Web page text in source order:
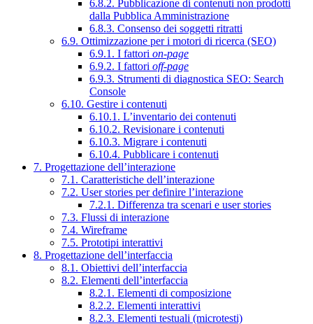
6.8.2. Pubblicazione di contenuti non prodotti
dalla Pubblica Amministrazione
6.8.3. Consenso dei soggetti ritratti
6.9. Ottimizzazione per i motori di ricerca (SEO)
6.9.1. I fattori on-page
6.9.2. I fattori off-page
6.9.3. Strumenti di diagnostica SEO: Search
Console
6.10. Gestire i contenuti
6.10.1. L’inventario dei contenuti
6.10.2. Revisionare i contenuti
6.10.3. Migrare i contenuti
6.10.4. Pubblicare i contenuti
7. Progettazione dell’interazione
7.1. Caratteristiche dell’interazione
7.2. User stories per definire l’interazione
7.2.1. Differenza tra scenari e user stories
7.3. Flussi di interazione
7.4. Wireframe
7.5. Prototipi interattivi
8. Progettazione dell’interfaccia
8.1. Obiettivi dell’interfaccia
8.2. Elementi dell’interfaccia
8.2.1. Elementi di composizione
8.2.2. Elementi interattivi
8.2.3. Elementi testuali (microtesti)